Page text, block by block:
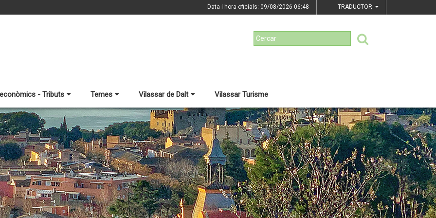
Data i hora oficials: 09/08/2026 06:48 TRADUCTOR
- Tributs Temes Vilassar de Dalt Vilassar Turisme